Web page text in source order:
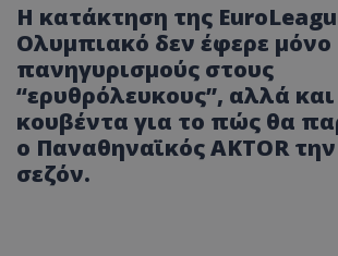
Η κατάκτηση της
Ολυμπιακό δεν έφερε μόνο
πανηγυρισμούς στους
“ερυθρόλευκους”, αλλά
κουβέντα για το πώς θα
ο Παναθηναϊκός AKTOR
σεζόν.